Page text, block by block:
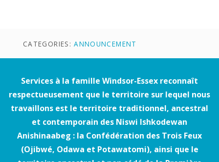
CATEGORIES:ANNOUNCEMENT
Services à la famille Windsor-Essex reconnaît
respectueusement que le territoire sur lequel nous
travaillons est le territoire traditionnel, ancestral
et contemporain des Niswi Ishkodewan
Anishinaabeg : la Confédération des Trois Feux
(Ojibwé, Odawa et Potawatomi), ainsi que le